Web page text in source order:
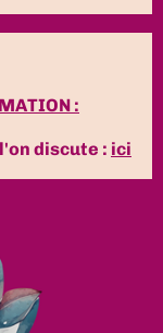
:
discute : ici